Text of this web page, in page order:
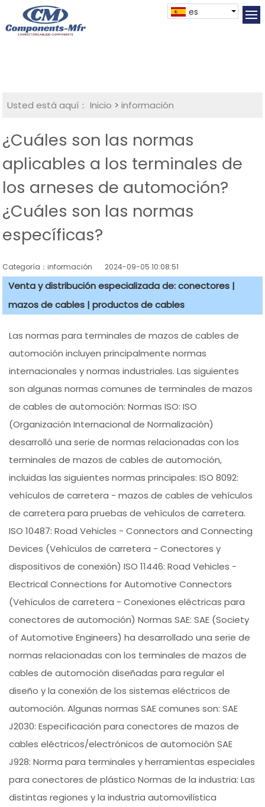
es
Usted está aquí： Inicio >información
¿Cuáles son las normas
aplicables a los terminales de
los arneses de automoción?
¿Cuáles son las normas
específicas?
Categoría：información 2024-09-05 10:08:51
Venta y distribución especializada de: conectores |
mazos de cables | productos de cables
Las normas para terminales de mazos de cables de
automoción incluyen principalmente normas
internacionales y normas industriales. Las siguientes
son algunas normas comunes de terminales de mazos
de cables de automoción: Normas ISO: ISO
(Organización Internacional de Normalización)
desarrolló una serie de normas relacionadas con los
terminales de mazos de cables de automoción,
incluidas las siguientes normas principales: ISO 8092:
vehículos de carretera - mazos de cables de vehículos
de carretera para pruebas de vehículos de carretera.
ISO 10487: Road Vehicles - Connectors and Connecting
Devices (Vehículos de carretera - Conectores y
dispositivos de conexión) ISO 11446: Road Vehicles -
Electrical Connections for Automotive Connectors
(Vehículos de carretera - Conexiones eléctricas para
conectores de automoción) Normas SAE: SAE (Society
of Automotive Engineers) ha desarrollado una serie de
normas relacionadas con los terminales de mazos de
cables de automoción diseñadas para regular el
diseño y la conexión de los sistemas eléctricos de
automoción. Algunas normas SAE comunes son: SAE
J2030: Especificación para conectores de mazos de
cables eléctricos/electrónicos de automoción SAE
J928: Norma para terminales y herramientas especiales
para conectores de plástico Normas de la industria: Las
distintas regiones y la industria automovilística